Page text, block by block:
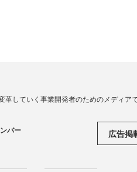
していく事業開発者のためのメディアで
バー 広告掲